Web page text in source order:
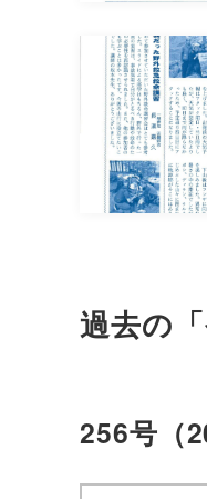
過去の
256号（